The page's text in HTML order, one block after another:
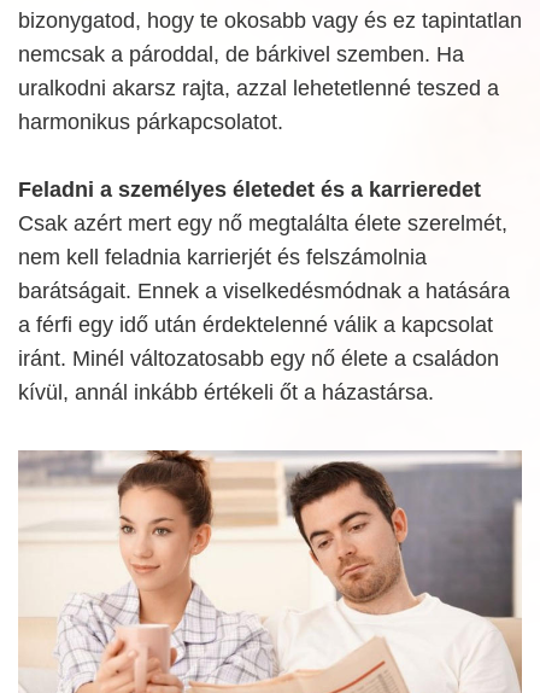
bizonygatod, hogy te okosabb vagy és ez tapintatlan
nemcsak a pároddal, de bárkivel szemben. Ha
uralkodni akarsz rajta, azzal lehetetlenné teszed a
harmonikus párkapcsolatot.
Feladni a személyes életedet és a karrieredet
Csak azért mert egy nő megtalálta élete szerelmét,
nem kell feladnia karrierjét és felszámolnia
barátságait. Ennek a viselkedésmódnak a hatására
a férfi egy idő után érdektelenné válik a kapcsolat
iránt. Minél változatosabb egy nő élete a családon
kívül, annál inkább értékeli őt a házastársa.